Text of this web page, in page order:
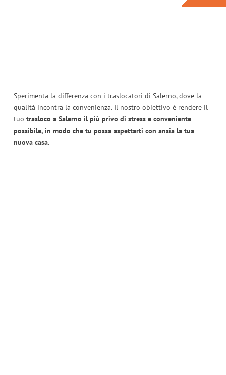
Sperimenta la differenza con i traslocatori di Salerno, dove la
qualità incontra la convenienza. Il nostro obiettivo è rendere il
tuo trasloco a Salerno il più privo di stress e conveniente
possibile, in modo che tu possa aspettarti con ansia la tua
nuova casa.